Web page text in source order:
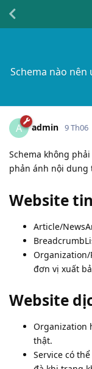
Schema nào
A admin 9 Th06
Schema không
phản ánh nội
Website
Article/
đơn vị xuất
Website
Organization
thật.
Service có